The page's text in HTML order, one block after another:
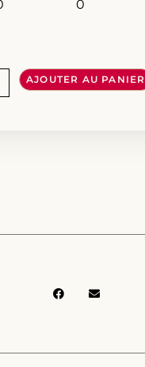
0
AJOUTER AU PANIER